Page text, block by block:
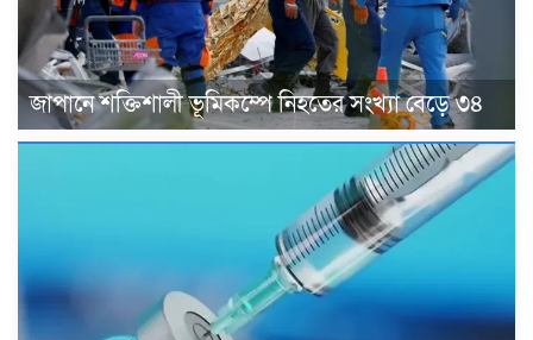
জাপানে শক্তিশালী ভূমিকম্পে নিহতের সংখ্যা বেড়ে ৩৪